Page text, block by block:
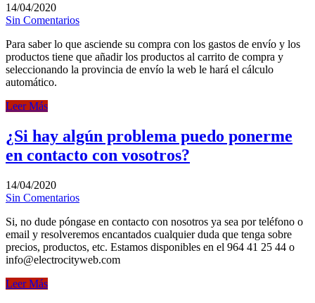
14/04/2020
Sin Comentarios
Para saber lo que asciende su compra con los gastos de envío y los
productos tiene que añadir los productos al carrito de compra y
seleccionando la provincia de envío la web le hará el cálculo
automático.
Leer Más
¿Si hay algún problema puedo ponerme
en contacto con vosotros?
14/04/2020
Sin Comentarios
Si, no dude póngase en contacto con nosotros ya sea por teléfono o
email y resolveremos encantados cualquier duda que tenga sobre
precios, productos, etc. Estamos disponibles en el 964 41 25 44 o
info@electrocityweb.com
Leer Más